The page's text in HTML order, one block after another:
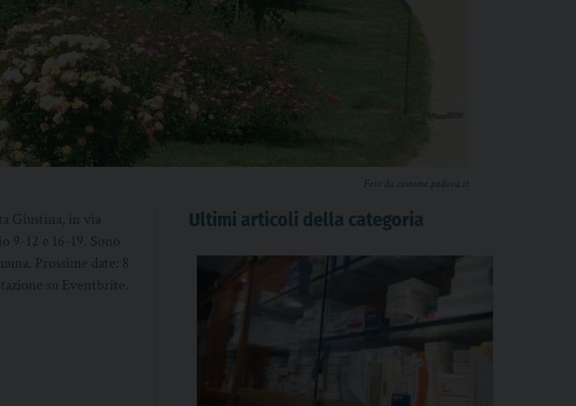
Foto da comune.padova.it
Giustina, in via
9-12 e 16-19. Sono
Prossime date: 8
su Eventbrite.
Ultimi articoli della categoria